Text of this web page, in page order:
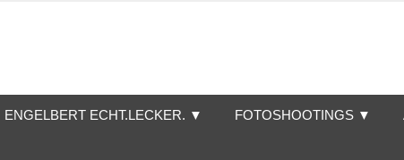
ENGELBERT ECHT.LECKER. ▼ FOTOSHOOTINGS ▼